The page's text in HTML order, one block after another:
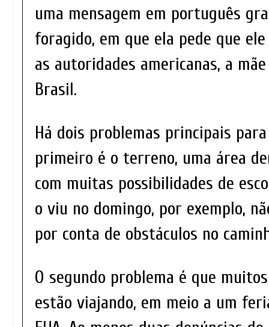
uma mensagem em português
foragido, em que ela pede que
as autoridades americanas, a
Brasil.
Há dois problemas principais
primeiro é o terreno, uma área
com muitas possibilidades de
o viu no domingo, por exemplo,
por conta de obstáculos no
O segundo problema é que
estão viajando, em meio a um